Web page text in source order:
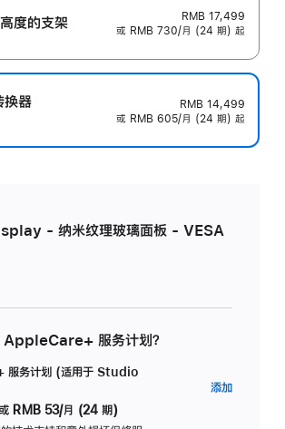
度的支‍架
RMB 17,499
或 RMB 730/月 (24 期) 起
换器
RMB 14,499
或 RMB 605/月 (24 期) 起
- 纳米纹理玻璃面板 - VESA
AppleCare+ 服务计划？
务计划 (适用于 Studio
RMB 53/月 (24 期)
添加